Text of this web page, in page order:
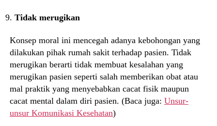
Tidak merugikan
Konsep moral ini mencegah adanya kebohongan yang
dilakukan pihak rumah sakit terhadap pasien. Tidak
merugikan berarti tidak membuat kesalahan yang
merugikan pasien seperti salah memberikan obat atau
mal praktik yang menyebabkan cacat fisik maupun
cacat mental dalam diri pasien. (Baca juga: Unsur-
unsur Komunikasi Kesehatan)